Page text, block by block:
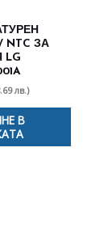
NTC ЗА
LG
лв.)
В